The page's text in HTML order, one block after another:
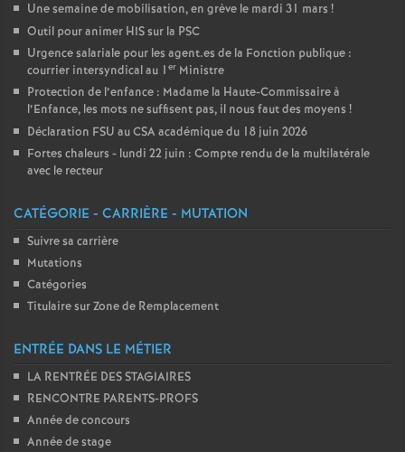
Une semaine de mobilisation, en grève le mardi 31 mars !
Outil pour animer HIS sur la PSC
Urgence salariale pour les agent.es de la Fonction publique :
courrier intersyndical au 1 er Ministre
Protection de l’enfance : Madame la Haute-Commissaire à
l’Enfance, les mots ne suffisent pas, il nous faut des moyens !
Déclaration FSU au CSA académique du 18 juin 2026
Fortes chaleurs - lundi 22 juin : Compte rendu de la multilatérale
avec le recteur
CATÉGORIE - CARRIÈRE - MUTATION
Suivre sa carrière
Mutations
Catégories
Titulaire sur Zone de Remplacement
ENTRÉE DANS LE MÉTIER
LA RENTRÉE DES STAGIAIRES
RENCONTRE PARENTS-PROFS
Année de concours
Année de stage